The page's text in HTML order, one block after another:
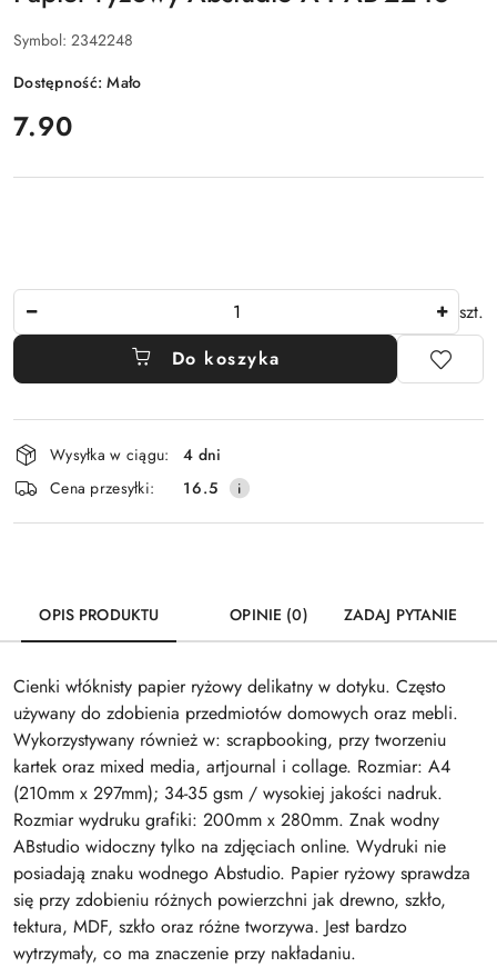
Symbol: 2342248
Dostępność:Mało
cena:
7.90
szt.
Do koszyka
Dostępność
i
dostawa
Wysyłka w ciągu:
4 dni
Cena przesyłki:
16.5
OPIS PRODUKTU OPINIE (0) ZADAJ PYTANIE
Cienki włóknisty papier ryżowy delikatny w dotyku. Często
używany do zdobienia przedmiotów domowych oraz mebli.
Wykorzystywany również w: scrapbooking, przy tworzeniu
kartek oraz mixed media, artjournal i collage. Rozmiar: A4
(210mm x 297mm); 34-35 gsm / wysokiej jakości nadruk.
Rozmiar wydruku grafiki: 200mm x 280mm. Znak wodny
ABstudio widoczny tylko na zdjęciach online. Wydruki nie
posiadają znaku wodnego Abstudio. Papier ryżowy sprawdza
się przy zdobieniu różnych powierzchni jak drewno, szkło,
tektura, MDF, szkło oraz różne tworzywa. Jest bardzo
wytrzymały, co ma znaczenie przy nakładaniu.